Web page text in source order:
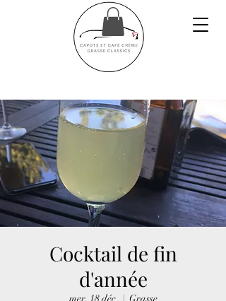
Cocktail de fin
d'année
mer. 18 déc.
  |
Grasse